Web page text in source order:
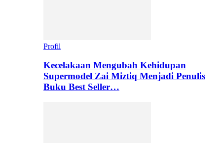
Profil
Kecelakaan Mengubah Kehidupan
Supermodel Zai Miztiq Menjadi Penulis
Buku Best Seller…